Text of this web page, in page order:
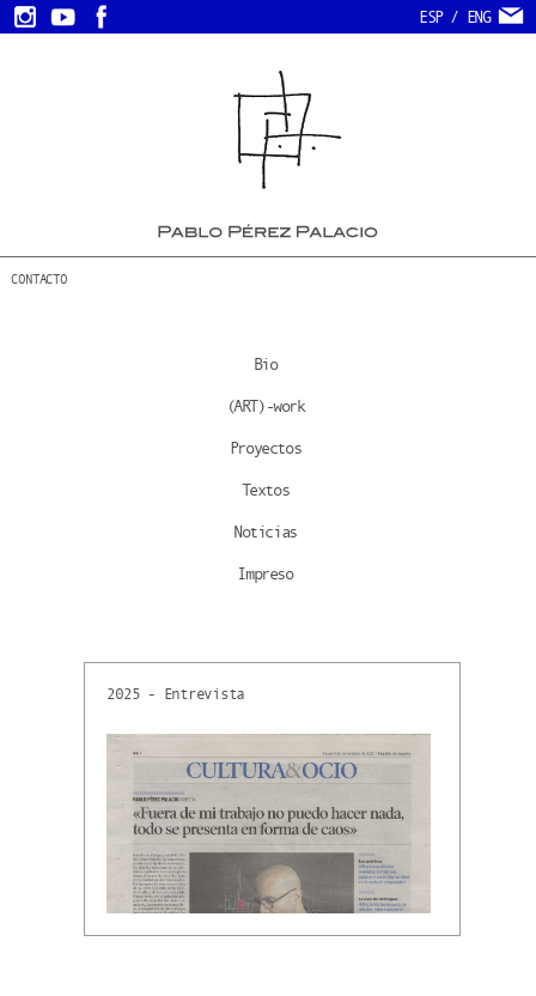
ESP/ ENG
CONTACTO
Bio
(ART)-work
Proyectos
Textos
Noticias
Impreso
2025 - Entrevista